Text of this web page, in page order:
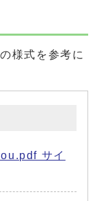
様式を参考に
サイ